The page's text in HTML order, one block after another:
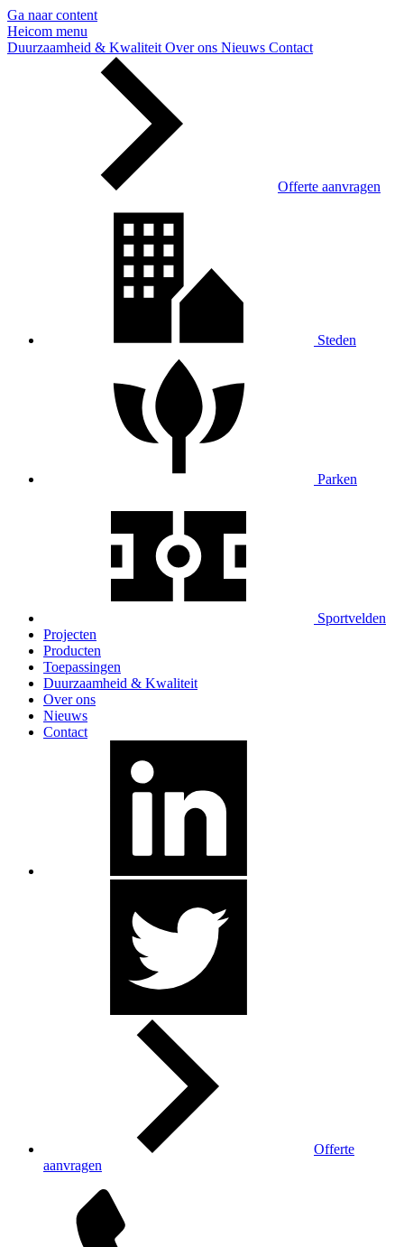
Ga naar content
Heicom menu
Duurzaamheid & Kwaliteit Over ons Nieuws Contact
Offerte aanvragen
Steden
Parken
Sportvelden
Projecten
Producten
Toepassingen
Duurzaamheid & Kwaliteit
Over ons
Nieuws
Contact
Offerte
aanvragen